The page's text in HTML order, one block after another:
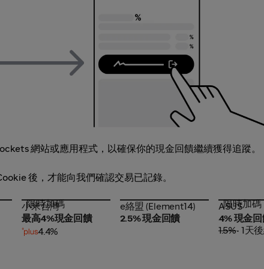
網站或應用程式，以確保你的現金回饋繼續獲得追蹤。
後，才能向我們確認交易已記錄。
小米台灣
限時加碼
小米台灣
最高4%現金回饋
4.4%
e絡盟 (Element14)
e絡盟 (Element14)
2.5% 現金回饋
ASUS
限時加碼
ASUS
4% 現金
1.5%• 1天